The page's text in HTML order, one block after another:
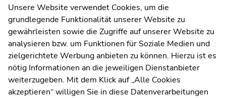
Intralogistik, Lagersoftware, IT, Lagerautomatisierung,
Anlagenbau
Kommunikation und Öffentlichkeitsarbeit
Moodle
UNIGRAZonline
Impressum
Datenschutzerklärung
Cookie-Einstellungen
Barrierefreiheitserklärung
Unsere Website verwendet Cookies, um die
grundlegende Funktionalität unserer Website zu
gewährleisten sowie die Zugriffe auf unserer Website zu
analysieren bzw. um Funktionen für Soziale Medien und
zielgerichtete Werbung anbieten zu können. Hierzu ist es
nötig Informationen an die jeweiligen Dienstanbieter
weiterzugeben. Mit dem Klick auf „Alle Cookies
akzeptieren“ willigen Sie in diese Datenverarbeitungen